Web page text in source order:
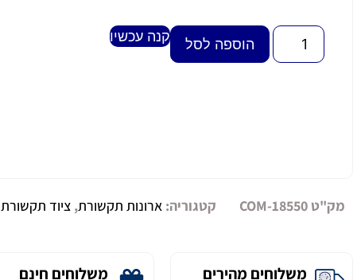
הוספה לסל קנה עכשיו
מק"ט COM-18550 קטגוריה: ארונות תקשורת, ציוד תקשורת
משלוחים מהירים משלוחים חינם